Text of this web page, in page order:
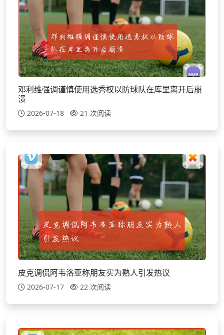
邓利维强调谨慎使用选秀权以防球队在库里离开后崩
溃
2026-07-18 21 次阅读
皮克调侃阿韦洛亚称朋友实为熟人引发热议
2026-07-17 22 次阅读